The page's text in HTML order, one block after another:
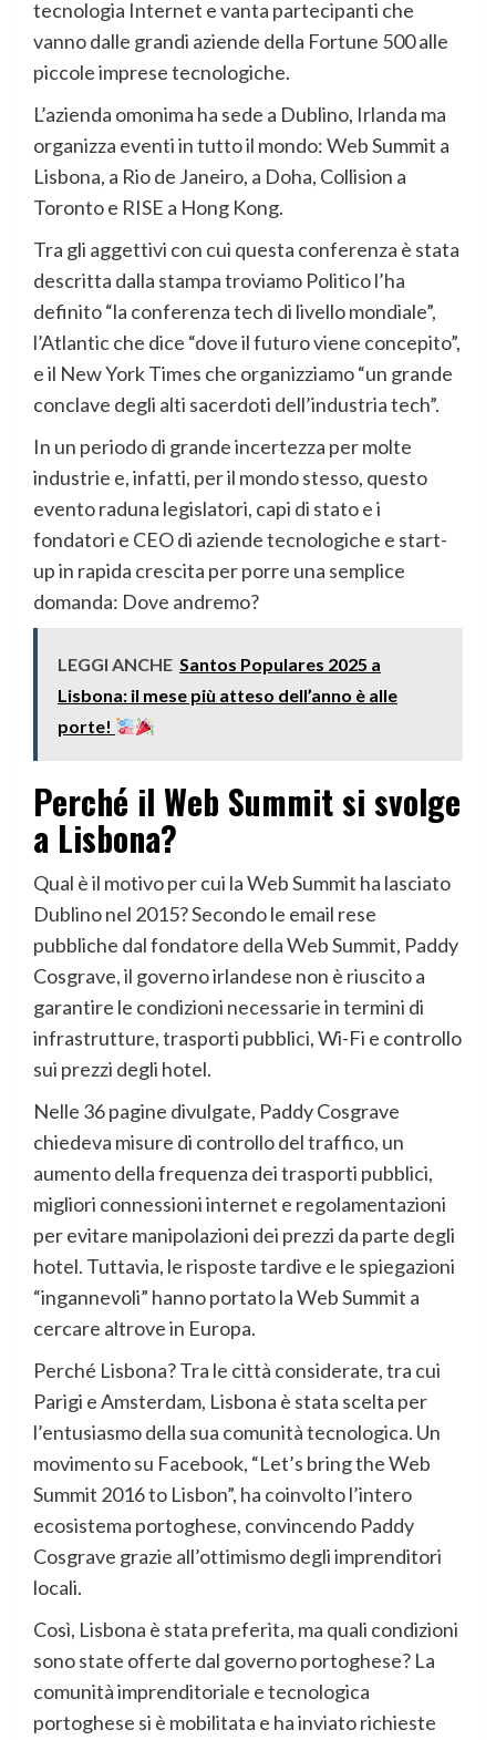
tecnologia Internet e vanta partecipanti che
vanno dalle grandi aziende della Fortune 500 alle
piccole imprese tecnologiche.
L’azienda omonima ha sede a Dublino, Irlanda ma
organizza eventi in tutto il mondo: Web Summit a
Lisbona, a Rio de Janeiro, a Doha, Collision a
Toronto e RISE a Hong Kong.
Tra gli aggettivi con cui questa conferenza è stata
descritta dalla stampa troviamo Politico l’ha
definito “la conferenza tech di livello mondiale”,
l’Atlantic che dice “dove il futuro viene concepito”,
e il New York Times che organizziamo “un grande
conclave degli alti sacerdoti dell’industria tech”.
In un periodo di grande incertezza per molte
industrie e, infatti, per il mondo stesso, questo
evento raduna legislatori, capi di stato e i
fondatori e CEO di aziende tecnologiche e start-
up in rapida crescita per porre una semplice
domanda: Dove andremo?
LEGGI ANCHE Santos Populares 2025 a
Lisbona: il mese più atteso dell’anno è alle
porte!
Perché il Web Summit si svolge
a Lisbona?
Qual è il motivo per cui la Web Summit ha lasciato
Dublino nel 2015? Secondo le email rese
pubbliche dal fondatore della Web Summit, Paddy
Cosgrave, il governo irlandese non è riuscito a
garantire le condizioni necessarie in termini di
infrastrutture, trasporti pubblici, Wi-Fi e controllo
sui prezzi degli hotel.
Nelle 36 pagine divulgate, Paddy Cosgrave
chiedeva misure di controllo del traffico, un
aumento della frequenza dei trasporti pubblici,
migliori connessioni internet e regolamentazioni
per evitare manipolazioni dei prezzi da parte degli
hotel. Tuttavia, le risposte tardive e le spiegazioni
“ingannevoli” hanno portato la Web Summit a
cercare altrove in Europa.
Perché Lisbona? Tra le città considerate, tra cui
Parigi e Amsterdam, Lisbona è stata scelta per
l’entusiasmo della sua comunità tecnologica. Un
movimento su Facebook, “Let’s bring the Web
Summit 2016 to Lisbon”, ha coinvolto l’intero
ecosistema portoghese, convincendo Paddy
Cosgrave grazie all’ottimismo degli imprenditori
locali.
Così, Lisbona è stata preferita, ma quali condizioni
sono state offerte dal governo portoghese? La
comunità imprenditoriale e tecnologica
portoghese si è mobilitata e ha inviato richieste